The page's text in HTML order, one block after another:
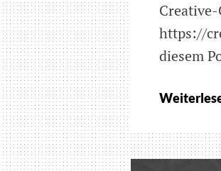
https://
diesem